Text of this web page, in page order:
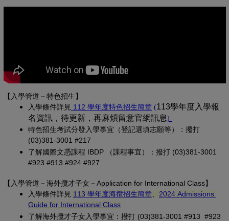
【入學管道－特色招生】
入學條件詳見 112 學年度特色招生簡章 (另開新視窗)
((PDF 檔，另開新視
113學年度入學報
名資訊，待更新，再麻煩留意官網訊息)
特色招生考試分發入學事宜（登記選填志願等）：撥打
(03)381-3001 #217
了解國際文憑課程 IBDP （課程事宜）：撥打 (03)381-3001
#923 #913 #924 #927
【 入學管道－ 海外攬才子女 －Application for International Class】
入學條件詳見 113 學年度海攬招生簡章 (另開新視窗)
2024 Admissions
Guide for International Class
了解海外攬才子女入學事宜：撥打 (03)381-3001 #913 #923